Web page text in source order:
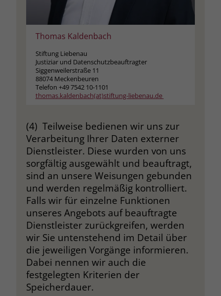
Thomas Kaldenbach
Stiftung Liebenau
Justiziar und Datenschutzbeauftragter
Siggenweilerstraße 11
88074 Meckenbeuren
Telefon +49 7542 10-1101
thomas.kaldenbach(at)stiftung-liebenau.de
(4) Teilweise bedienen wir uns zur
Verarbeitung Ihrer Daten externer
Dienstleister. Diese wurden von uns
sorgfältig ausgewählt und beauftragt,
sind an unsere Weisungen gebunden
und werden regelmäßig kontrolliert.
Falls wir für einzelne Funktionen
unseres Angebots auf beauftragte
Dienstleister zurückgreifen, werden
wir Sie untenstehend im Detail über
die jeweiligen Vorgänge informieren.
Dabei nennen wir auch die
festgelegten Kriterien der
Speicherdauer.
Anbieter .fonts.net
Laufzeit 30 Minuten
Zweck
This cookie, set by Cloudflare, is used to
support Cloudflare Bot Management.
Name JSessionID
Anbieter jobs.stiftung-liebenau.de
Laufzeit Session
Zweck
Behält die Zustände des Benutzers bei
allen Seitenanfragen bei.
Name _gcl_au
Laufzeit 90 Tage
Zweck Enthält eine zufallsgenerierte User-ID.
Anbieter Google Ads
Laufzeit 90 Tage
Zweck
Dieses Cookie wird gesetzt, wenn ein
User über einen Klick auf eine Google
Werbeanzeige auf die Website gelangt.
Es enthält Informationen darüber,
welche Werbeanzeige geklickt wurde,
sodass erzielte Erfolge wie z.B.
Bestellungen oder Kontaktanfragen der
Anzeige zugewiesen werden können.
Name _gcl_dc